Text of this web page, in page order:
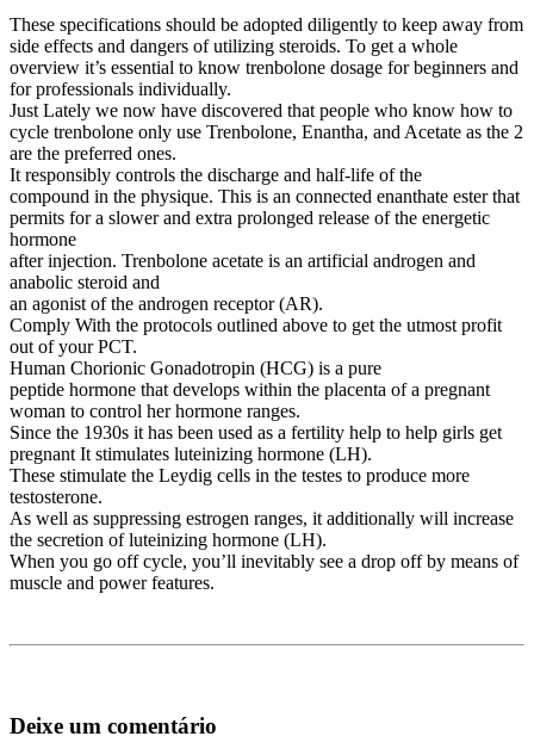
These specifications should be adopted diligently to keep away from
side effects and dangers of utilizing steroids. To get a whole
overview it’s essential to know trenbolone dosage for beginners and
for professionals individually.
Just Lately we now have discovered that people who know how to
cycle trenbolone only use Trenbolone, Enantha, and Acetate as the 2
are the preferred ones.
It responsibly controls the discharge and half-life of the
compound in the physique. This is an connected enanthate ester that
permits for a slower and extra prolonged release of the energetic
hormone
after injection. Trenbolone acetate is an artificial androgen and
anabolic steroid and
an agonist of the androgen receptor (AR).
Comply With the protocols outlined above to get the utmost profit
out of your PCT.
Human Chorionic Gonadotropin (HCG) is a pure
peptide hormone that develops within the placenta of a pregnant
woman to control her hormone ranges.
Since the 1930s it has been used as a fertility help to help girls get
pregnant It stimulates luteinizing hormone (LH).
These stimulate the Leydig cells in the testes to produce more
testosterone.
As well as suppressing estrogen ranges, it additionally will increase
the secretion of luteinizing hormone (LH).
When you go off cycle, you’ll inevitably see a drop off by means of
muscle and power features.
Deixe um comentário